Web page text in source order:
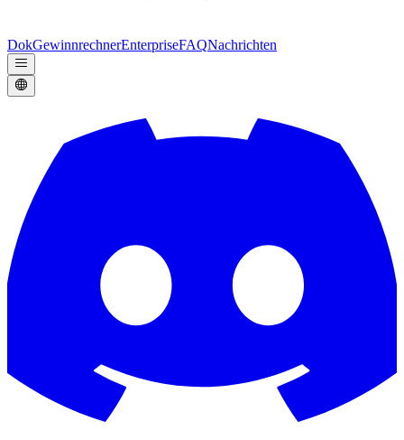
DokGewinnrechnerEnterpriseFAQNachrichten